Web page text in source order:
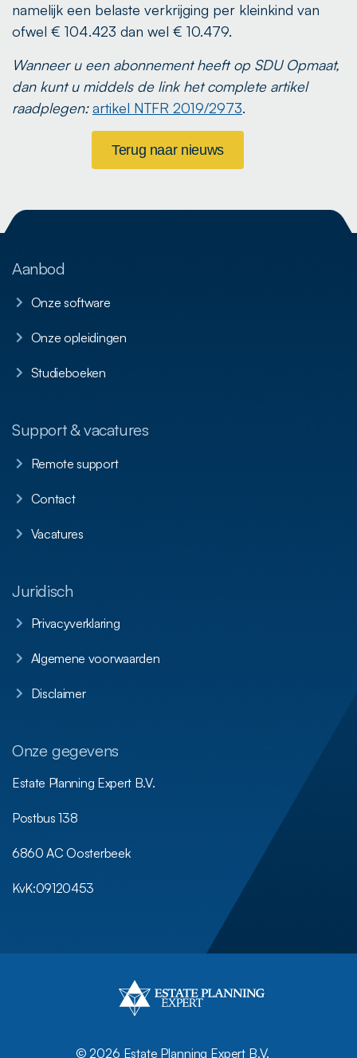
namelijk een belaste verkrijging per kleinkind van
ofwel € 104.423 dan wel € 10.479.
Wanneer u een abonnement heeft op SDU Opmaat,
dan kunt u middels de link het complete artikel
raadplegen:artikel NTFR 2019/2973.
Terug naar nieuws
Aanbod
Onze software
Onze opleidingen
Studieboeken
Support & vacatures
Remote support
Contact
Vacatures
Juridisch
Privacyverklaring
Algemene voorwaarden
Disclaimer
Onze gegevens
Estate Planning Expert B.V.
Postbus 138
6860 AC Oosterbeek
KvK:09120453
©2026 Estate Planning Expert B.V.